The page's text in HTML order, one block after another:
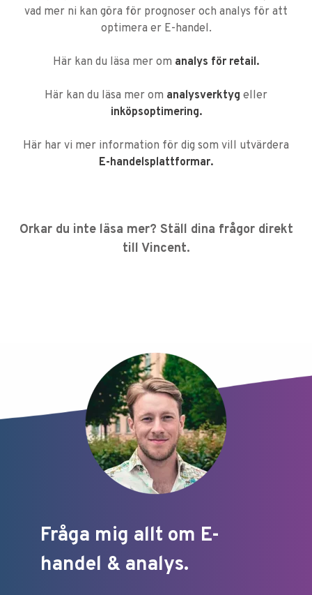
vad mer ni kan göra för prognoser och analys för att
optimera er E-handel.
Här kan du läsa mer om analys för retail.
Här kan du läsa mer om analysverktyg eller
inköpsoptimering.
Här har vi mer information för dig som vill utvärdera
E-handelsplattformar.
Orkar du inte läsa mer? Ställ dina frågor direkt
till Vincent.
Fråga mig allt om E-
handel & analys.